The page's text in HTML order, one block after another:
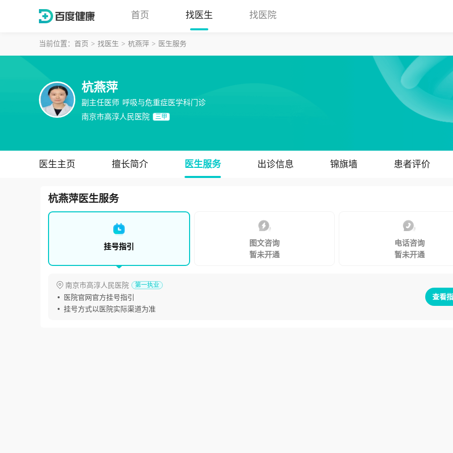
首页 找医生 找医院
当前位置： 首页 找医生 杭燕萍 医生服务
杭燕萍
副主任医师 呼吸与危重症医学科门诊
南京市高淳人民医院
三甲
医生主页 擅长简介 医生服务 出诊信息 锦旗墙 患者评价
杭燕萍医生服务
挂号指引
图文咨询
暂未开通
电话咨询
暂未开通
南京市高淳人民医院 第一执业
医院官网官方挂号指引
挂号方式以医院实际渠道为准
查看